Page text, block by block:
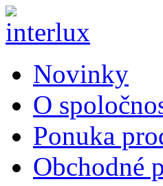
Novinky
O
Ponuka
Obchodné